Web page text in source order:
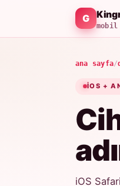
ana sayfa/
IOS +
iOS